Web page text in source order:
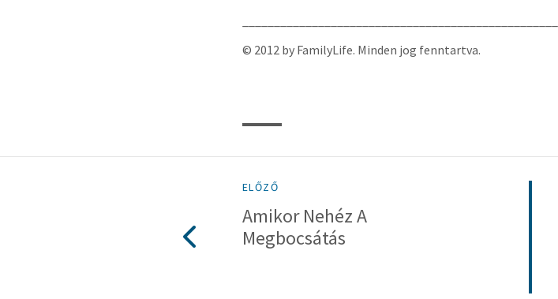
© 2012 by FamilyLife. Minden jog fenntartva.
ELŐZŐ
Amikor Nehéz A
Megbocsátás